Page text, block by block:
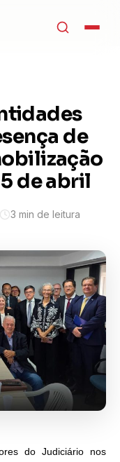
de
de abril
3 min de leitura
do Judiciário nos